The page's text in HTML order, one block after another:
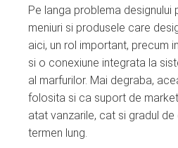
Pe langa problema designului
meniuri si produsele care
aici, un rol important, precum
si o conexiune integrata la
al marfurilor. Mai degraba,
folosita si ca suport de
atat vanzarile, cat si gradul
termen lung.